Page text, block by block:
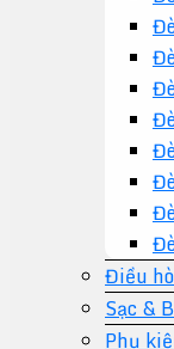
Điều
Sạc &
Phụ